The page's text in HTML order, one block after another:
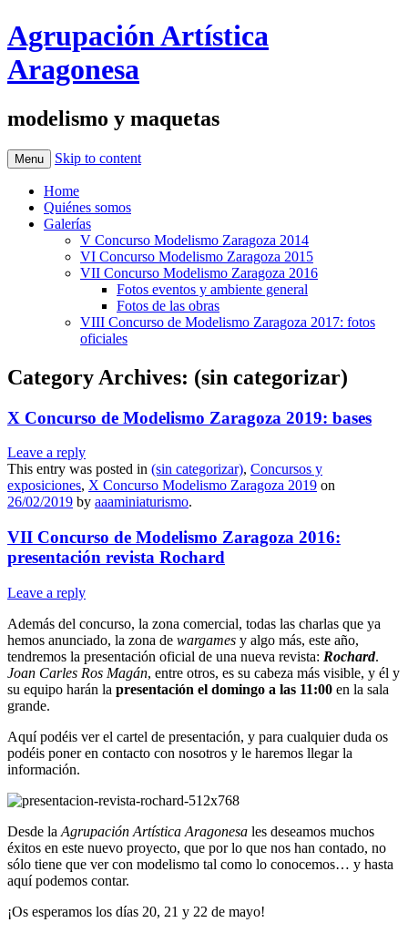
Agrupación Artística
Aragonesa
modelismo y maquetas
Menu Skip to content
Home
Quiénes somos
Galerías
V Concurso Modelismo Zaragoza 2014
VI Concurso Modelismo Zaragoza 2015
VII Concurso Modelismo Zaragoza 2016
Fotos eventos y ambiente general
Fotos de las obras
VIII Concurso de Modelismo Zaragoza 2017: fotos
oficiales
Category Archives: (sin categorizar)
X Concurso de Modelismo Zaragoza 2019: bases
Leave a reply
This entry was posted in (sin categorizar), Concursos y
exposiciones, X Concurso Modelismo Zaragoza 2019 on
26/02/2019 by aaaminiaturismo.
VII Concurso de Modelismo Zaragoza 2016:
presentación revista Rochard
Leave a reply
Además del concurso, la zona comercial, todas las charlas que ya
hemos anunciado, la zona de wargames y algo más, este año,
tendremos la presentación oficial de una nueva revista: Rochard.
Joan Carles Ros Magán, entre otros, es su cabeza más visible, y él y
su equipo harán la presentación el domingo a las 11:00 en la sala
grande.
Aquí podéis ver el cartel de presentación, y para cualquier duda os
podéis poner en contacto con nosotros y le haremos llegar la
información.
Desde la Agrupación Artística Aragonesa les deseamos muchos
éxitos en este nuevo proyecto, que por lo que nos han contado, no
sólo tiene que ver con modelismo tal como lo conocemos… y hasta
aquí podemos contar.
¡Os esperamos los días 20, 21 y 22 de mayo!